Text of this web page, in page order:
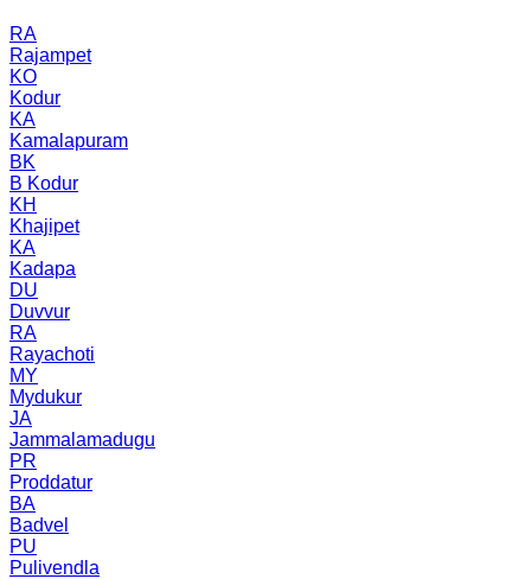
RA
Rajampet
KO
Kodur
KA
Kamalapuram
BK
B Kodur
KH
Khajipet
KA
Kadapa
DU
Duvvur
RA
Rayachoti
MY
Mydukur
JA
Jammalamadugu
PR
Proddatur
BA
Badvel
PU
Pulivendla